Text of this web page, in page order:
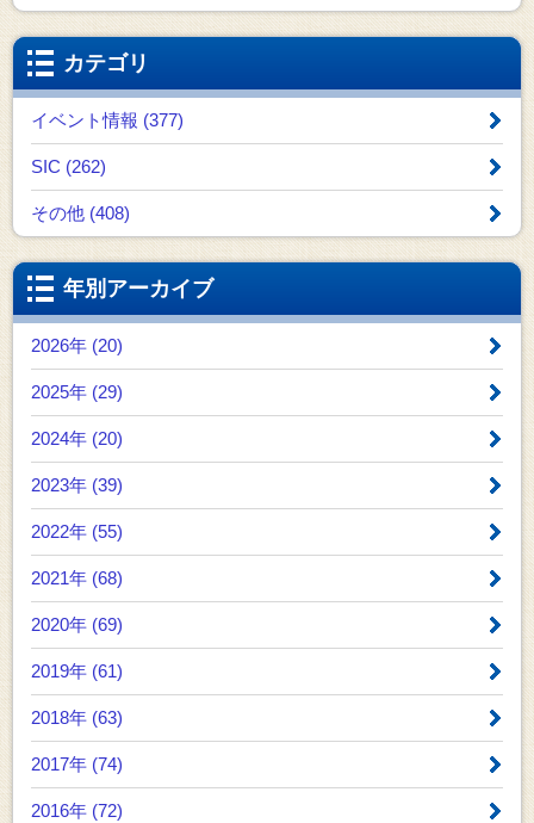
カテゴリ
イベント情報 (377)
SIC (262)
その他 (408)
年別アーカイブ
2026年 (20)
2025年 (29)
2024年 (20)
2023年 (39)
2022年 (55)
2021年 (68)
2020年 (69)
2019年 (61)
2018年 (63)
2017年 (74)
2016年 (72)